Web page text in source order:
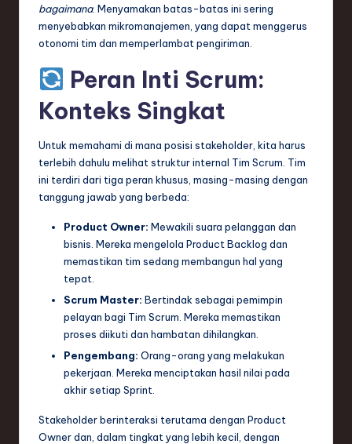
bagaimana. Menyamakan batas-batas ini sering
menyebabkan mikromanajemen, yang dapat menggerus
otonomi tim dan memperlambat pengiriman.
Peran Inti Scrum:
Konteks Singkat
Untuk memahami di mana posisi stakeholder, kita harus
terlebih dahulu melihat struktur internal Tim Scrum. Tim
ini terdiri dari tiga peran khusus, masing-masing dengan
tanggung jawab yang berbeda:
Product Owner: Mewakili suara pelanggan dan
bisnis. Mereka mengelola Product Backlog dan
memastikan tim sedang membangun hal yang
tepat.
Scrum Master: Bertindak sebagai pemimpin
pelayan bagi Tim Scrum. Mereka memastikan
proses diikuti dan hambatan dihilangkan.
Pengembang: Orang-orang yang melakukan
pekerjaan. Mereka menciptakan hasil nilai pada
akhir setiap Sprint.
Stakeholder berinteraksi terutama dengan Product
Owner dan, dalam tingkat yang lebih kecil, dengan